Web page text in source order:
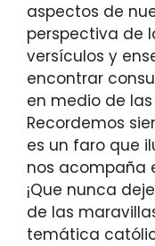
aspectos de
perspectiva de
versículos y
encontrar
en medio de
Recordemos
es un faro que
nos acompaña
¡Que nunca
de las
temática